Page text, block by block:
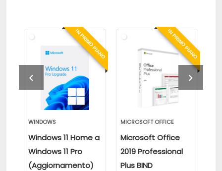
IN PRIMO PIANO
WINDOWS
Windows 11 Home a
Windows 11 Pro
(Aggiornamento)
IN PRIMO PIANO
MICROSOFT OFFICE
Microsoft Office
2019 Professional
Plus BIND